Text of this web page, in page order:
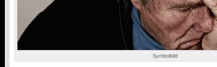
Symbolbild